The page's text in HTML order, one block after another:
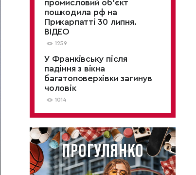
промисловий об’єкт
пошкодила рф на
Прикарпатті 30 липня.
ВІДЕО
1259
У Франківську після
падіння з вікна
багатоповерхівки загинув
чоловік
1014